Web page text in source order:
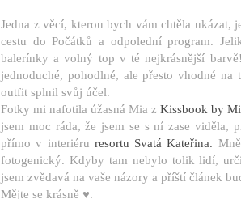
Jedna z věcí, kterou bych vám chtěla ukázat,
cestu do Počátků a odpolední program.
balerínky a volný top v té nejkrásnější
jednoduché, pohodlné, ale přesto vhodné
outfit splnil svůj účel.
Fotky mi nafotila úžasná Mia zKissbook by
jsem moc ráda, že jsem se s ní zase viděla,
přímo v interiéru resortu Svatá Kateřina.
fotogenický. Kdyby tam nebylo tolik lidí,
jsem zvědavá na vaše názory a příští článek
Mějte se krásně ♥.